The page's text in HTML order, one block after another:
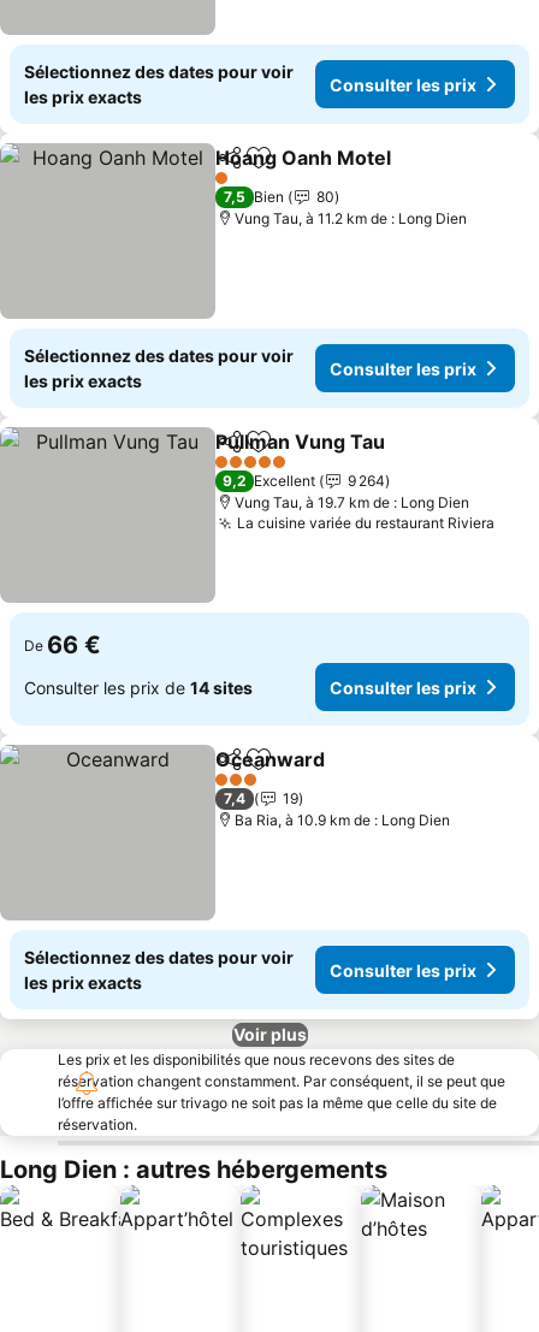
Sélectionnez des dates pour voir
les prix exacts
Consulter les prix
PartagerAjouter à mes favoris
Hoang Oanh Motel
1 Étoiles
7,5 Bien
80
Vung Tau, à 11.2 km de : Long Dien
Sélectionnez des dates pour voir
les prix exacts
Consulter les prix
PartagerAjouter à mes favoris
Pullman Vung Tau
5 Étoiles
9,2 Excellent
9 264
Vung Tau, à 19.7 km de : Long Dien
La cuisine variée du restaurant Riviera
De 66 €
Consulter les prix de 14 sites Consulter les prix
PartagerAjouter à mes favoris
Oceanward
3 Étoiles
7,4
19
Ba Ria, à 10.9 km de : Long Dien
Sélectionnez des dates pour voir
les prix exacts
Consulter les prix
Voir plus
Les prix et les disponibilités que nous recevons des sites de
réservation changent constamment. Par conséquent, il se peut que
l’offre affichée sur trivago ne soit pas la même que celle du site de
réservation.
Long Dien : autres hébergements